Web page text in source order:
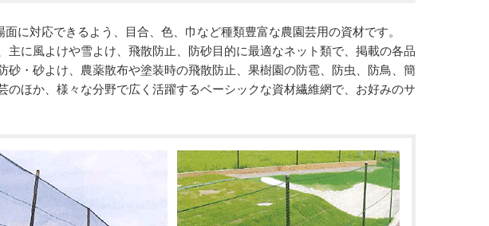
に対応できるよう、目合、色、巾など種類豊富な農園芸用の資材です。
に風よけや雪よけ、飛散防止、防砂目的に最適なネット類で、掲載の各品
・砂よけ、農薬散布や塗装時の飛散防止、果樹園の防雹、防虫、防鳥、簡
ほか、様々な分野で広く活躍するベーシックな資材繊維網で、お好みのサ